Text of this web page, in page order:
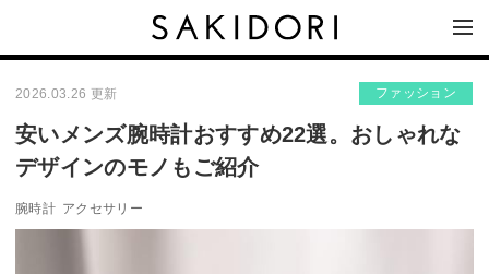
2026.03.26 更新 ファッション
安いメンズ腕時計おすすめ22選。おしゃれな
デザインのモノもご紹介
腕時計 アクセサリー